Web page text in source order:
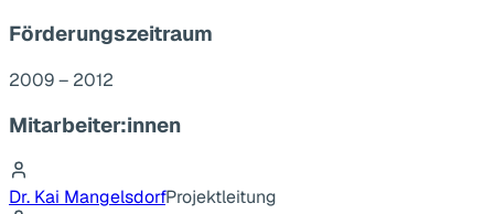
Förderungszeitraum
2009 – 2012
Mitarbeiter:innen
Dr. Kai MangelsdorfProjektleitung